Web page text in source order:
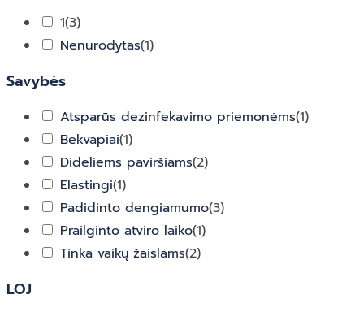
1(3)
Nenurodytas(1)
Savybės
Atsparūs dezinfekavimo priemonėms(1)
Bekvapiai(1)
Dideliems paviršiams(2)
Elastingi(1)
Padidinto dengiamumo(3)
Prailginto atviro laiko(1)
Tinka vaikų žaislams(2)
LOJ